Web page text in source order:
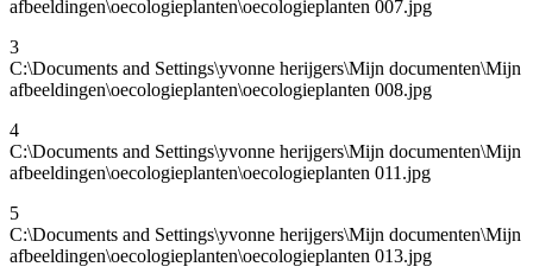
afbeeldingen\oecologieplanten\oecologieplanten 007.jpg
3
C:\Documents and Settings\yvonne herijgers\Mijn documenten\Mijn
afbeeldingen\oecologieplanten\oecologieplanten 008.jpg
4
C:\Documents and Settings\yvonne herijgers\Mijn documenten\Mijn
afbeeldingen\oecologieplanten\oecologieplanten 011.jpg
5
C:\Documents and Settings\yvonne herijgers\Mijn documenten\Mijn
afbeeldingen\oecologieplanten\oecologieplanten 013.jpg